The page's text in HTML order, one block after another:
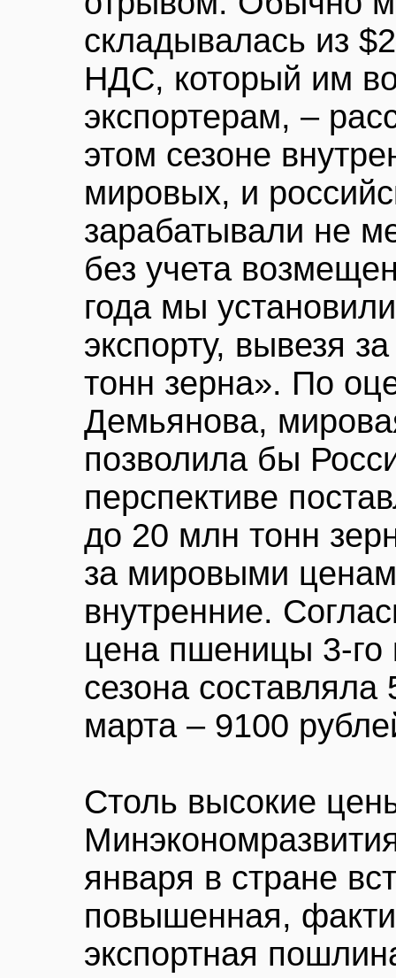
складывалась из
НДС, который им
экспортерам, –
этом сезоне
мировых, и
зарабатывали не
без учета
года мы
экспорту, вывезя
тонн зерна». По
Демьянова,
позволила бы
перспективе
до 20 млн тонн
за мировыми
внутренние.
цена пшеницы 3-го
сезона
марта – 9100
Столь высокие
января в стране
повышенная,
экспортная